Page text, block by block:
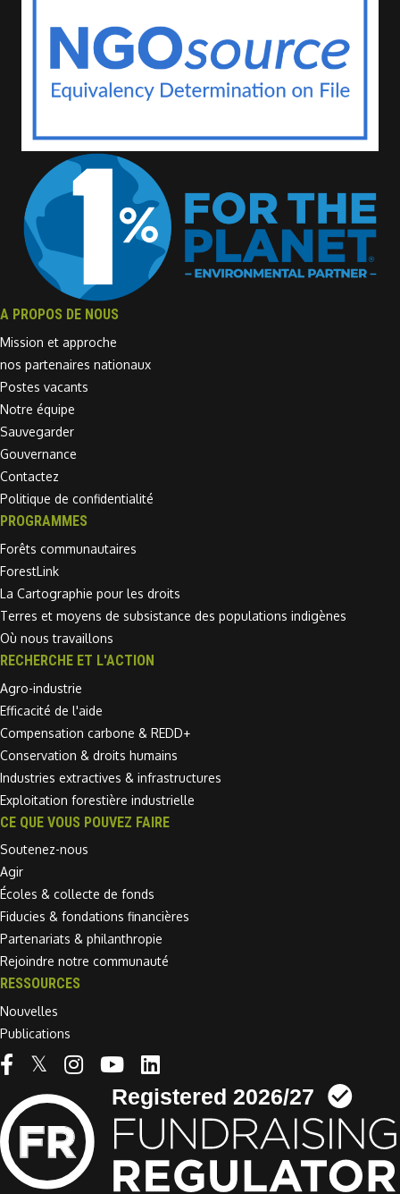
A PROPOS DE NOUS
Mission et approche
nos partenaires nationaux
Postes vacants
Notre équipe
Sauvegarder
Gouvernance
Contactez
Politique de confidentialité
PROGRAMMES
Forêts communautaires
ForestLink
La Cartographie pour les droits
Terres et moyens de subsistance des populations indigènes
Où nous travaillons
RECHERCHE ET L'ACTION
Agro-industrie
Efficacité de l'aide
Compensation carbone & REDD+
Conservation & droits humains
Industries extractives & infrastructures
Exploitation forestière industrielle
CE QUE VOUS POUVEZ FAIRE
Soutenez-nous
Agir
Écoles & collecte de fonds
Fiducies & fondations financières
Partenariats & philanthropie
Rejoindre notre communauté
RESSOURCES
Nouvelles
Publications
Linkedin link